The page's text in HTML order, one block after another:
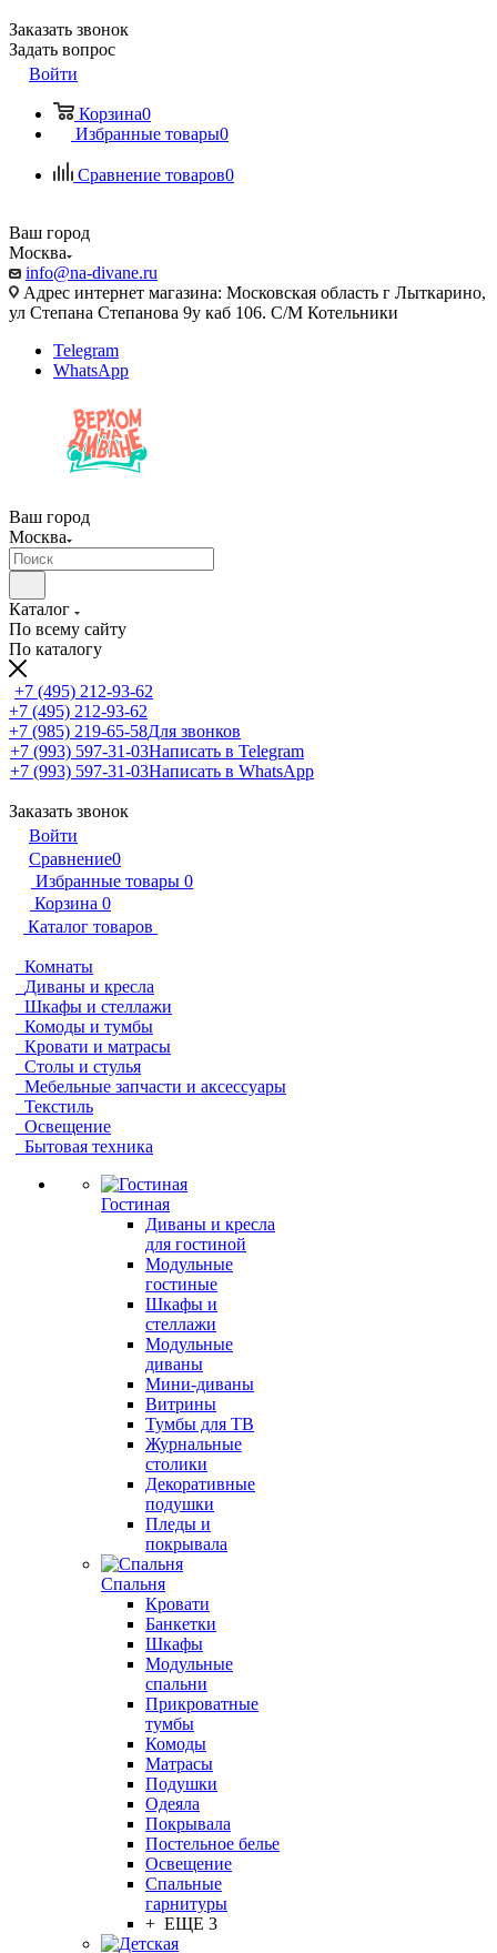
Заказать звонок
Задать вопрос
Войти
Корзина0
Избранные товары0
Сравнение товаров0
Ваш город
Москва
info@na-divane.ru
Адрес интернет магазина: Московская область г Лыткарино,
ул Степана Степанова 9у каб 106. С/М Котельники
Telegram
WhatsApp
Ваш город
Москва
Каталог
По всему сайту
По каталогу
+7 (495) 212-93-62
+7 (495) 212-93-62
+7 (985) 219-65-58Для звонков
+7 (993) 597-31-03Написать в Telegram
+7 (993) 597-31-03Написать в WhatsApp
Заказать звонок
Войти
Сравнение0
Избранные товары 0
Корзина 0
Каталог товаров
Комнаты
Диваны и кресла
Шкафы и стеллажи
Комоды и тумбы
Кровати и матрасы
Столы и стулья
Мебельные запчасти и аксессуары
Текстиль
Освещение
Бытовая техника
Гостиная
Диваны и кресла
для гостиной
Модульные
гостиные
Шкафы и
стеллажи
Модульные
диваны
Мини-диваны
Витрины
Тумбы для ТВ
Журнальные
столики
Декоративные
подушки
Пледы и
покрывала
Спальня
Кровати
Банкетки
Шкафы
Модульные
спальни
Прикроватные
тумбы
Комоды
Матрасы
Подушки
Одеяла
Покрывала
Постельное белье
Освещение
Спальные
гарнитуры
+ ЕЩЕ 3